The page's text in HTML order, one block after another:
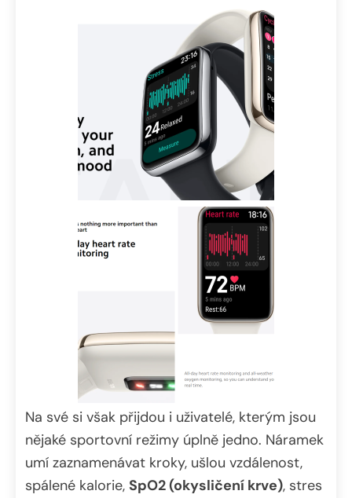
Na své si však přijdou i uživatelé, kterým jsou
nějaké sportovní režimy úplně jedno. Náramek
umí zaznamenávat kroky, ušlou vzdálenost,
spálené kalorie, SpO2 (okysličení krve), stres